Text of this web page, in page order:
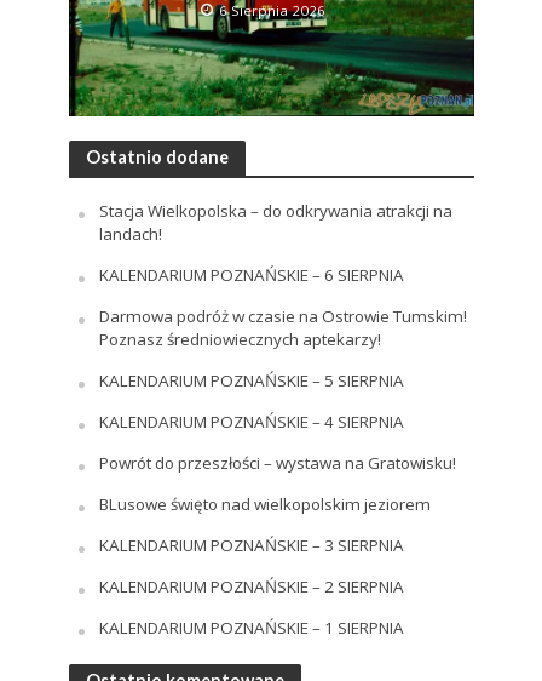
6 Sierpnia 2026
Ostatnio dodane
Stacja Wielkopolska – do odkrywania atrakcji na
landach!
KALENDARIUM POZNAŃSKIE – 6 SIERPNIA
Darmowa podróż w czasie na Ostrowie Tumskim!
Poznasz średniowiecznych aptekarzy!
KALENDARIUM POZNAŃSKIE – 5 SIERPNIA
KALENDARIUM POZNAŃSKIE – 4 SIERPNIA
Powrót do przeszłości – wystawa na Gratowisku!
BLusowe święto nad wielkopolskim jeziorem
KALENDARIUM POZNAŃSKIE – 3 SIERPNIA
KALENDARIUM POZNAŃSKIE – 2 SIERPNIA
KALENDARIUM POZNAŃSKIE – 1 SIERPNIA